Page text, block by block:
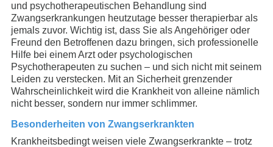
und psychotherapeutischen Behandlung sind
Zwangserkrankungen heutzutage besser therapierbar als
jemals zuvor. Wichtig ist, dass Sie als Angehöriger oder
Freund den Betroffenen dazu bringen, sich professionelle
Hilfe bei einem Arzt oder psychologischen
Psychotherapeuten zu suchen – und sich nicht mit seinem
Leiden zu verstecken. Mit an Sicherheit grenzender
Wahrscheinlichkeit wird die Krankheit von alleine nämlich
nicht besser, sondern nur immer schlimmer.
Besonderheiten von Zwangserkrankten
Krankheitsbedingt weisen viele Zwangserkrankte – trotz